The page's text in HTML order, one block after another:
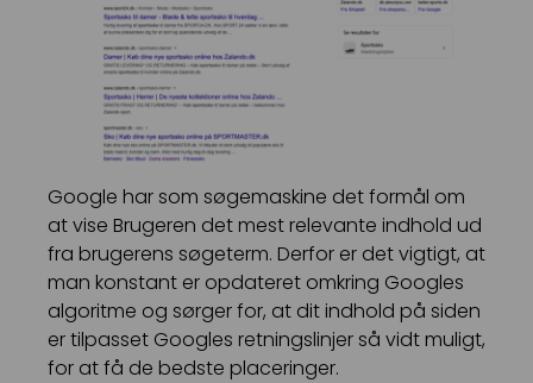
Google har som søgemaskine det formål om
at vise Brugeren det mest relevante indhold ud
fra brugerens søgeterm. Derfor er det vigtigt, at
man konstant er opdateret omkring Googles
algoritme og sørger for, at dit indhold på siden
er tilpasset Googles retningslinjer så vidt muligt,
for at få de bedste placeringer.